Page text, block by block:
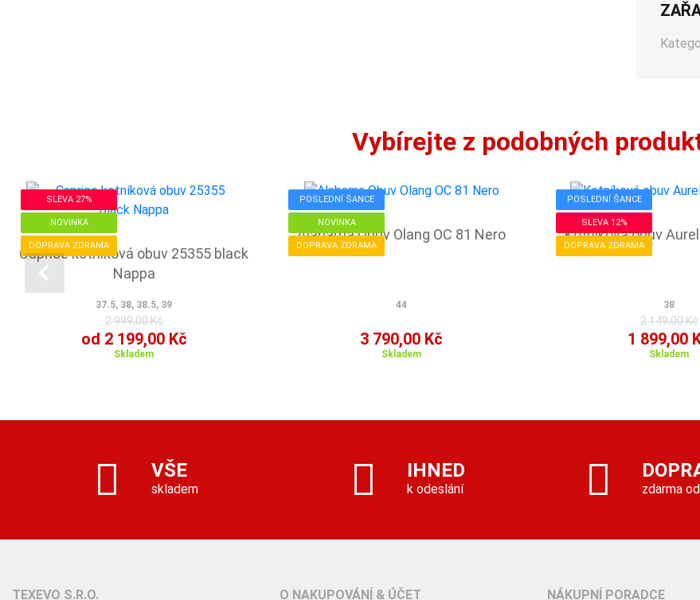
Vybírejte z podobných
SLEVA 27%
NOVINKA
DOPRAVA ZDRAMA
Caprice kotníková obuv 25355 black
Nappa
37.5, 38, 38.5, 39
2 999,00 Kč
od 2 199,00 Kč
Skladem
POSLEDNÍ ŠANCE
NOVINKA
DOPRAVA ZDRAMA
Alabama Obuv Olang OC 81 Nero
44
3 790,00 Kč
Skladem
POSLEDNÍ ŠANCE
SLEVA 12%
DOPRAVA ZDRAMA
Kotníková obuv
38
2 149,00 Kč
1 899,00
Skladem
VŠE
skladem
IHNED
k odeslání zdarma
TEXEVO S.R.O. O NAKUPOVÁNÍ & ÚČET NÁKUPNÍ PORADCE